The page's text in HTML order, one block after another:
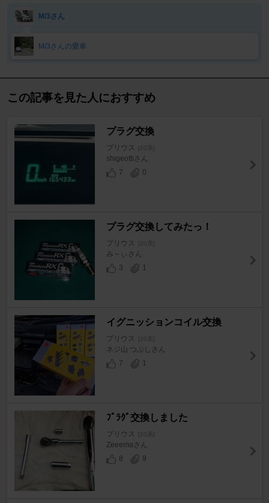
M/3さん
M/3さんの愛車
この記事を見た人におすすめ
プラグ交換
プリウス [20系]
shigeottiさん
7
0
プラグ交換してみたっ！
プリウス [20系]
み～ぃさん
3
1
イグニッションコイル交換
プリウス [20系]
ネジ山 つぶしさん
7
1
ﾌﾟﾗｸﾞ交換しました
プリウス [20系]
Zeeemaさん
8
9